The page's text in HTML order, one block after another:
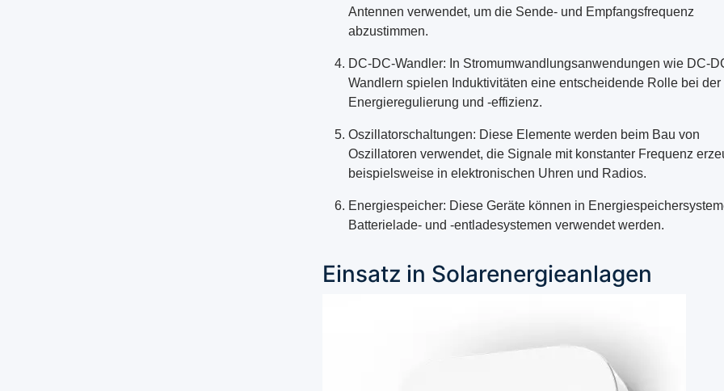
Antennen verwendet, um die Sende- und Empfangsfrequenz
abzustimmen.
DC-DC-Wandler: In Stromumwandlungsanwendungen wie DC-
Wandlern spielen Induktivitäten eine entscheidende Rolle bei der
Energieregulierung und -effizienz.
Oszillatorschaltungen: Diese Elemente werden beim Bau von
Oszillatoren verwendet, die Signale mit konstanter Frequenz
beispielsweise in elektronischen Uhren und Radios.
Energiespeicher: Diese Geräte können in
Batterielade- und -entladesystemen verwendet werden.
Einsatz in Solarenergieanlagen